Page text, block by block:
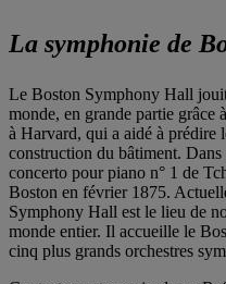
La symphonie de
Le Boston Symphony Hall
monde, en grande partie grâce
à Harvard, qui a aidé à prédire
construction du bâtiment.
concerto pour piano n° 1 de
Boston en février 1875.
Symphony Hall est le lieu de
monde entier. Il accueille le
cinq plus grands orchestres